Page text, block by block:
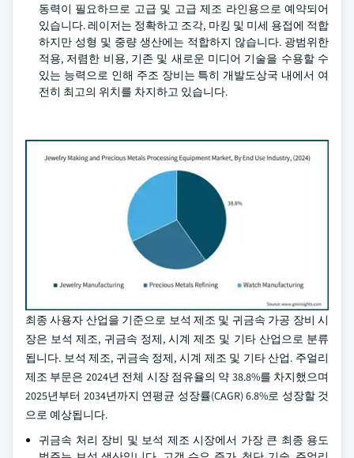
동력이 필요하므로 고급 및 고급 제조 라인용으로 예약되어
있습니다. 레이저는 정확하고 조각, 마킹 및 미세 용접에 적합
하지만 성형 및 중량 생산에는 적합하지 않습니다. 광범위한
적용, 저렴한 비용, 기존 및 새로운 미디어 기술을 수용할 수
있는 능력으로 인해 주조 장비는 특히 개발도상국 내에서 여
전히 최고의 위치를 차지하고 있습니다.
최종 사용자 산업을 기준으로 보석 제조 및 귀금속 가공 장비 시
장은 보석 제조, 귀금속 정제, 시계 제조 및 기타 산업으로 분류
됩니다. 보석 제조, 귀금속 정제, 시계 제조 및 기타 산업. 주얼리
제조 부문은 2024년 전체 시장 점유율의 약 38.8%를 차지했으며
2025년부터 2034년까지 연평균 성장률(CAGR) 6.8%로 성장할 것
으로 예상됩니다.
귀금속 처리 장비 및 보석 제조 시장에서 가장 큰 최종 용도